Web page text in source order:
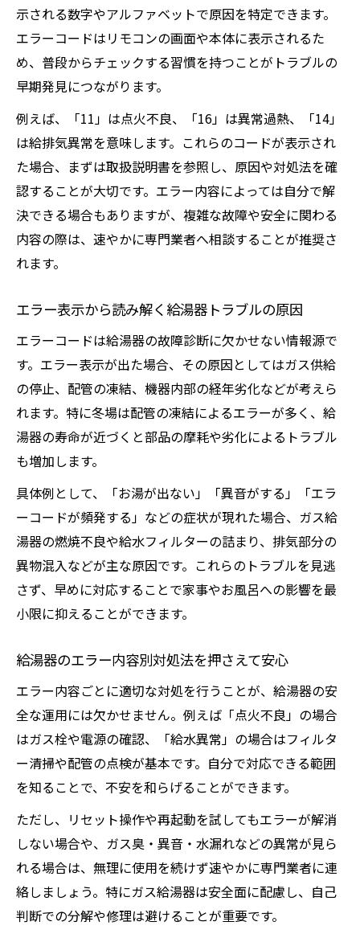
示される数字やアルファベットで原因を特定できます。
エラーコードはリモコンの画面や本体に表示されるた
め、普段からチェックする習慣を持つことがトラブルの
早期発見につながります。
例えば、「11」は点火不良、「16」は異常過熱、「14」
は給排気異常を意味します。これらのコードが表示され
た場合、まずは取扱説明書を参照し、原因や対処法を確
認することが大切です。エラー内容によっては自分で解
決できる場合もありますが、複雑な故障や安全に関わる
内容の際は、速やかに専門業者へ相談することが推奨さ
れます。
エラー表示から読み解く給湯器トラブルの原因
エラーコードは給湯器の故障診断に欠かせない情報源で
す。エラー表示が出た場合、その原因としてはガス供給
の停止、配管の凍結、機器内部の経年劣化などが考えら
れます。特に冬場は配管の凍結によるエラーが多く、給
湯器の寿命が近づくと部品の摩耗や劣化によるトラブル
も増加します。
具体例として、「お湯が出ない」「異音がする」「エラ
ーコードが頻発する」などの症状が現れた場合、ガス給
湯器の燃焼不良や給水フィルターの詰まり、排気部分の
異物混入などが主な原因です。これらのトラブルを見逃
さず、早めに対応することで家事やお風呂への影響を最
小限に抑えることができます。
給湯器のエラー内容別対処法を押さえて安心
エラー内容ごとに適切な対処を行うことが、給湯器の安
全な運用には欠かせません。例えば「点火不良」の場合
はガス栓や電源の確認、「給水異常」の場合はフィルタ
ー清掃や配管の点検が基本です。自分で対応できる範囲
を知ることで、不安を和らげることができます。
ただし、リセット操作や再起動を試してもエラーが解消
しない場合や、ガス臭・異音・水漏れなどの異常が見ら
れる場合は、無理に使用を続けず速やかに専門業者に連
絡しましょう。特にガス給湯器は安全面に配慮し、自己
判断での分解や修理は避けることが重要です。